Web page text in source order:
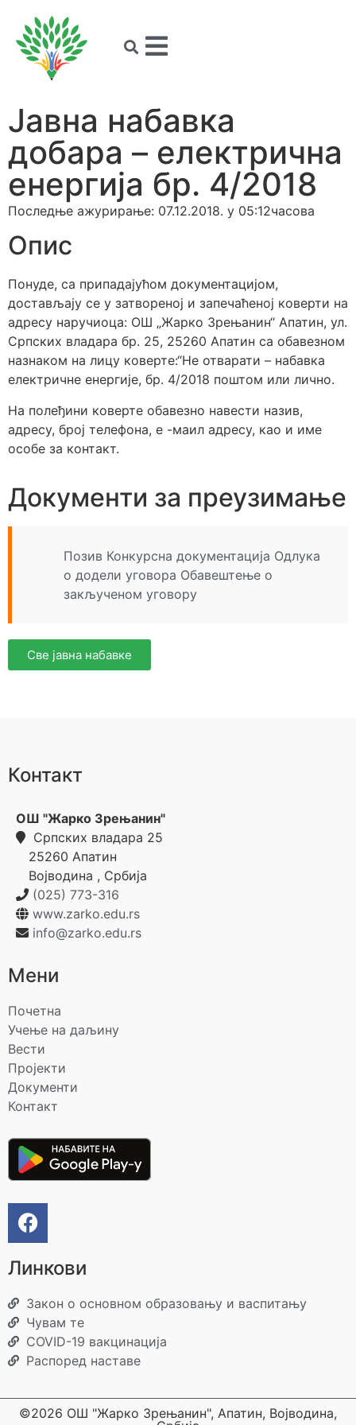
Јавна набавка
добара – електрична
енергија бр. 4/2018
Последње ажурирање: 07.12.2018. у 05:12часова
Опис
Понуде, са припадајућом документацијом,
достављају се у затвореној и запечаћеној коверти на
адресу наручиоца: ОШ „Жарко Зрењанин“ Апатин, ул.
Српских владара бр. 25, 25260 Апатин са обавезном
назнаком на лицу коверте:“Не отварати – набавка
електричне енергије, бр. 4/2018 поштом или лично.
На полеђини коверте обавезно навести назив,
адресу, број телефона, е -маил адресу, као и име
особе за контакт.
Документи за преузимање
Позив Конкурсна документација Одлука
о додели уговора Обавештење о
закљученом уговору
Све јавна набавке
Контакт
ОШ "Жарко Зрењанин"
Српских владара 25
25260 Апатин
Војводина , Србија
(025) 773-316
www.zarko.edu.rs
info@zarko.edu.rs
Мени
Почетна
Учење на даљину
Вести
Пројекти
Документи
Контакт
Линкови
Закон о основном образовању и васпитању
Чувам те
COVID-19 вакцинација
Распоред наставе
©2026 ОШ "Жарко Зрењанин", Апатин, Војводина,